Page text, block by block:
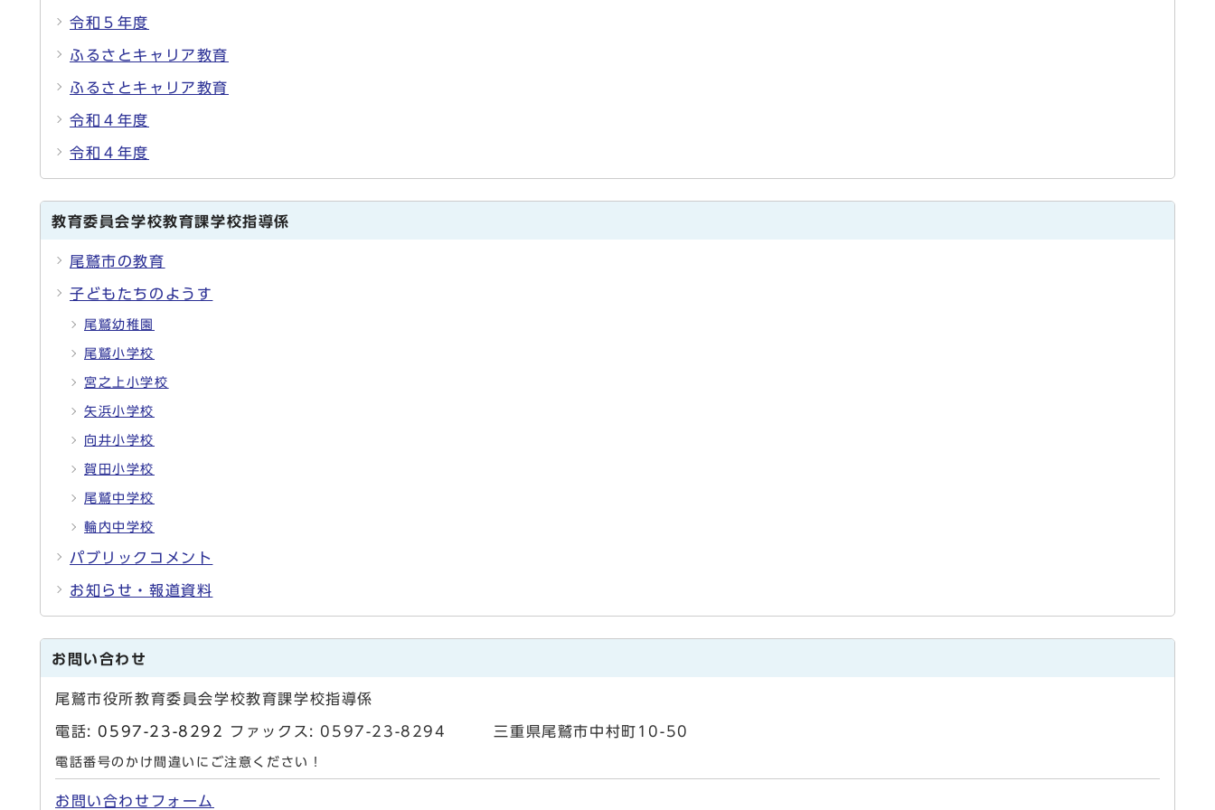
令和５年度
ふるさとキャリア教育
ふるさとキャリア教育
令和４年度
令和４年度
教育委員会学校教育課学校指導係
尾鷲市の教育
子どもたちのようす
尾鷲幼稚園
尾鷲小学校
宮之上小学校
矢浜小学校
向井小学校
賀田小学校
尾鷲中学校
輪内中学校
パブリックコメント
お知らせ・報道資料
お問い合わせ
尾鷲市役所教育委員会学校教育課学校指導係
電話: 0597-23-8292 ファックス: 0597-23-8294 三重県尾鷲市中村町10-50
電話番号のかけ間違いにご注意ください！
お問い合わせフォーム